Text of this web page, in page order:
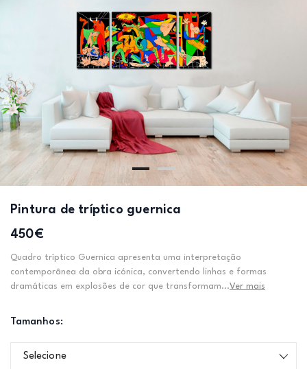
Pintura de tríptico guernica
450€
Quadro tríptico Guernica apresenta uma interpretação
contemporânea da obra icónica, convertendo linhas e formas
dramáticas em explosões de cor que transformam...Ver mais
Tamanhos:
Selecione